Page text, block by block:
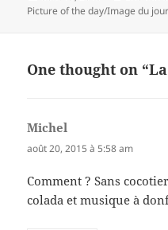
on
Picture of the day/Image du jour
One thought on
Michel
août 20, 2015 à 5:58 am
Comment ? Sans
colada et musique à